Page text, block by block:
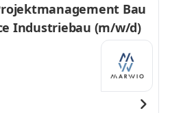
Bau
Industriebau (m/w/d)